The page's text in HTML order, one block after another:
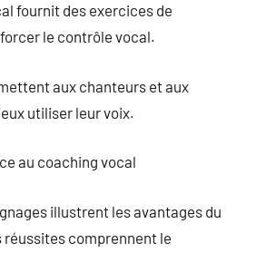
fournit des exercices de
le contrôle vocal.
aux chanteurs et aux
utiliser leur voix.
au coaching vocal
illustrent les avantages du
réussites comprennent le